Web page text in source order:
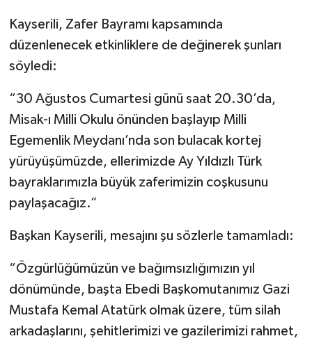
Kayserili, Zafer Bayramı kapsamında
düzenlenecek etkinliklere de değinerek şunları
söyledi:
“30 Ağustos Cumartesi günü saat 20.30’da,
Misak-ı Milli Okulu önünden başlayıp Milli
Egemenlik Meydanı’nda son bulacak kortej
yürüyüşümüzde, ellerimizde Ay Yıldızlı Türk
bayraklarımızla büyük zaferimizin coşkusunu
paylaşacağız.”
Başkan Kayserili, mesajını şu sözlerle tamamladı:
“Özgürlüğümüzün ve bağımsızlığımızın yıl
dönümünde, başta Ebedi Başkomutanımız Gazi
Mustafa Kemal Atatürk olmak üzere, tüm silah
arkadaşlarını, şehitlerimizi ve gazilerimizi rahmet,